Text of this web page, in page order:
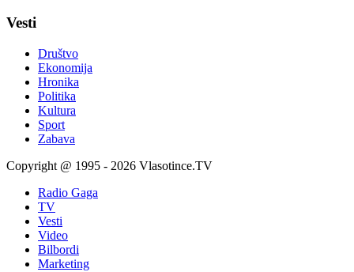
Vesti
Društvo
Ekonomija
Hronika
Politika
Kultura
Sport
Zabava
Copyright @ 1995 - 2026 Vlasotince.TV
Radio Gaga
TV
Vesti
Video
Bilbordi
Marketing